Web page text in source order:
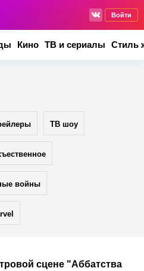
Войти
Кино ТВ и сериалы Стиль
ТВ шоу
войны
сцене "Аббатства